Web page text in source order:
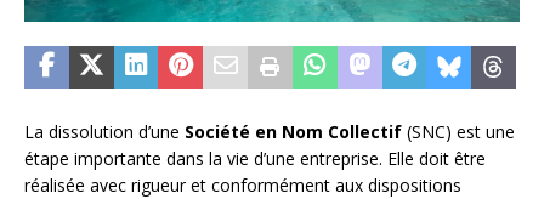
La dissolution d’une Société en Nom Collectif (SNC) est une
étape importante dans la vie d’une entreprise. Elle doit être
réalisée avec rigueur et conformément aux dispositions